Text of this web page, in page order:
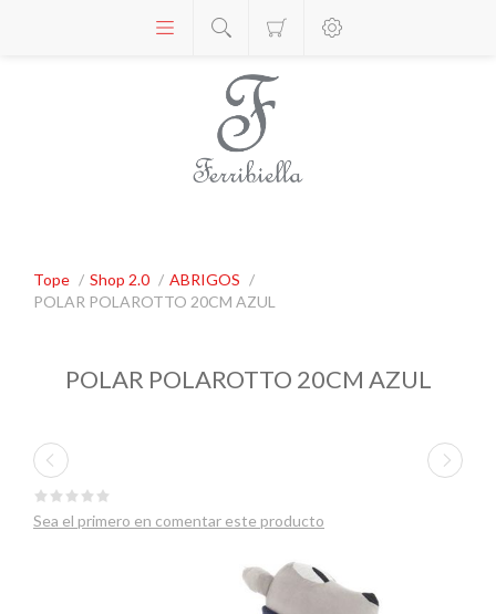
Tope / Shop 2.0 / ABRIGOS /
POLAR POLAROTTO 20CM AZUL
POLAR POLAROTTO 20CM AZUL
Sea el primero en comentar este producto